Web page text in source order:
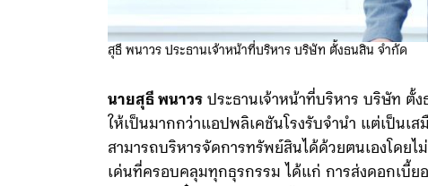
สุธี พนาวร ประธานเจ้าหน้าที่บริหาร บริษัท ตั้งธนสิน จำกัด
นายสุธี พนาวรประธานเจ้าหน้าที่บริหาร บริษัท ตั้
ให้เป็นมากกว่าแอปพลิเคชันโรงรับจำนำ แต่เป็นเส